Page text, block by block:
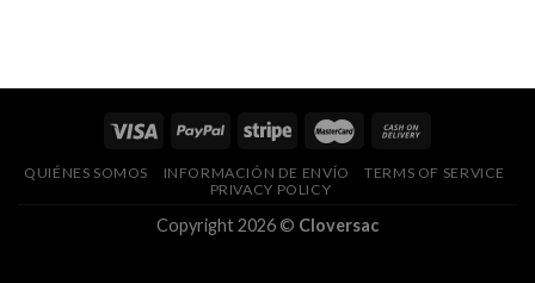
QUIÉNES SOMOS INFORMACIÓN DE ENVÍO
TERMS OF SERVICE
PRIVACY POLICY
Copyright 2026 © Cloversac